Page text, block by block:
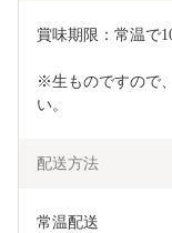
賞味期限：常温で
※生ものですので
い。
配送方法
常温配送